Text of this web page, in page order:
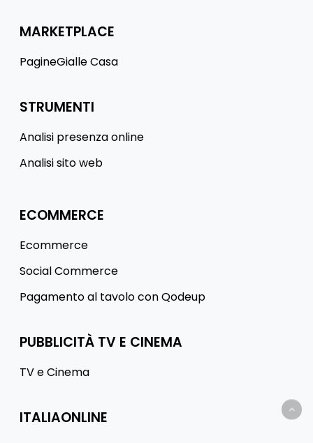
MARKETPLACE
PagineGialle Casa
STRUMENTI
Analisi presenza online
Analisi sito web
ECOMMERCE
Ecommerce
Social Commerce
Pagamento al tavolo con Qodeup
PUBBLICITÀ TV E CINEMA
TV e Cinema
ITALIAONLINE